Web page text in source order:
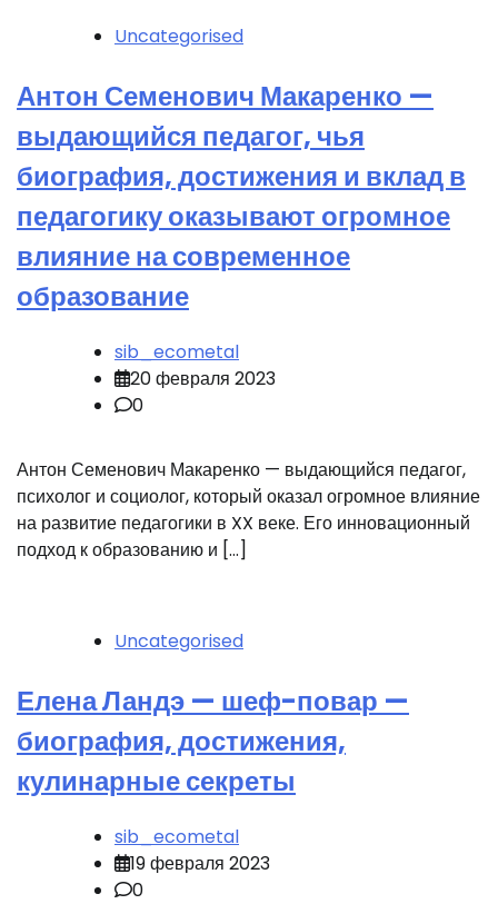
Uncategorised
Антон Семенович Макаренко —
выдающийся педагог, чья
биография, достижения и вклад в
педагогику оказывают огромное
влияние на современное
образование
sib_ecometal
20 февраля 2023
0
Антон Семенович Макаренко — выдающийся педагог,
психолог и социолог, который оказал огромное влияние
на развитие педагогики в XX веке. Его инновационный
подход к образованию и […]
Uncategorised
Елена Ландэ — шеф-повар —
биография, достижения,
кулинарные секреты
sib_ecometal
19 февраля 2023
0